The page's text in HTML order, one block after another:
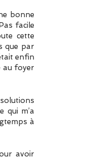
bonne
facile
cette
que par
enfin
au foyer
qui m’a
à
avoir